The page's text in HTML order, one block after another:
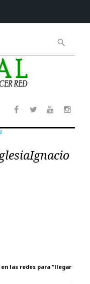
search
las redes para “llegar